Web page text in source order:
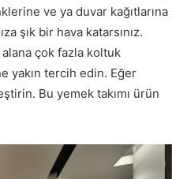
ve ya duvar kağıtlarına
şık bir hava katarsınız.
çok fazla koltuk
yakın tercih edin. Eğer
Bu yemek takımı ürün